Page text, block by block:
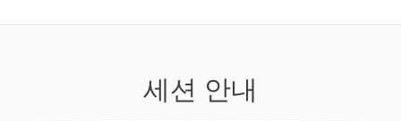
세션 안내